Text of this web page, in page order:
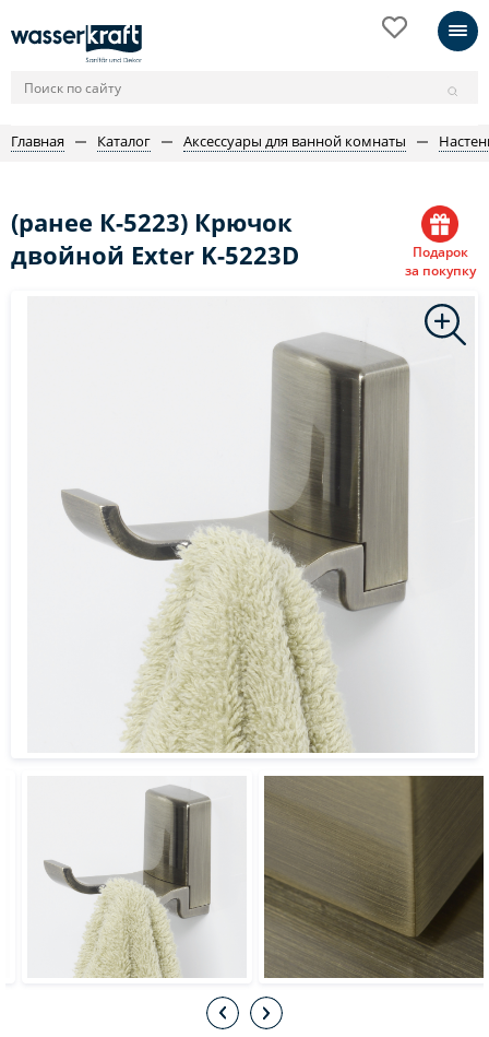
Главная Каталог Аксессуары для ванной комнаты
(ранее К-5223) Крючок
двойной Exter K-5223D
Подарок
за покупку